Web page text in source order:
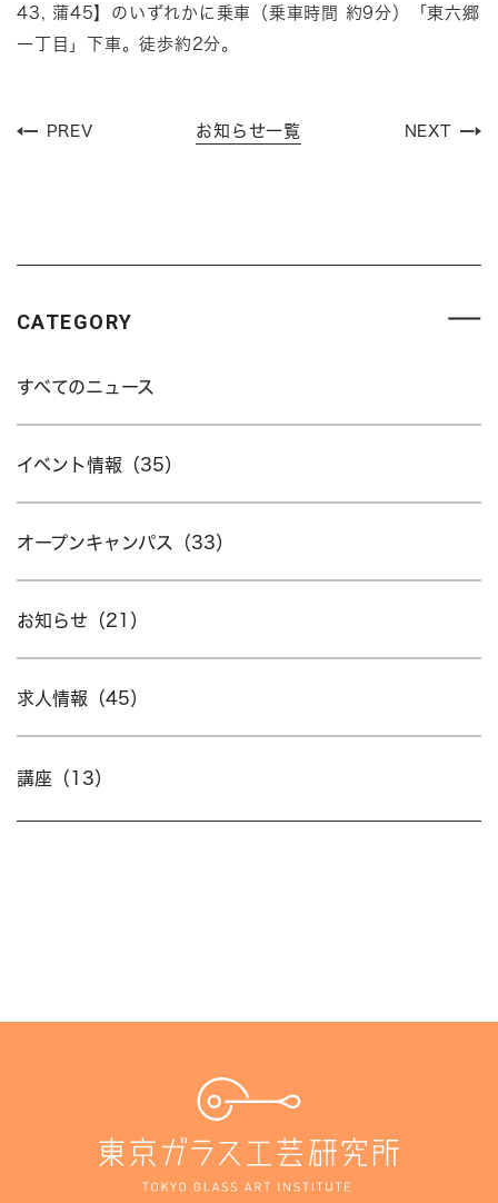
CATEGORY
すべてのニュース
イベント情報（35）
オープンキャンパス（33）
お知らせ（21）
求人情報（45）
講座（13）
43, 蒲45】のいずれかに乗車（乗車時間 約9分）
「東六郷
一丁目」下車。徒歩約2分。
PREV お知らせ一覧 NEXT